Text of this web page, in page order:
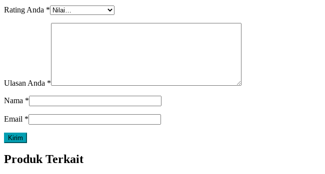
Rating Anda *
Ulasan Anda *
Nama *
Email *
Produk Terkait